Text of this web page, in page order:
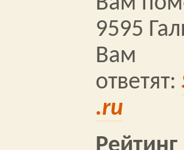
9595
Вам
ответят:
.ru